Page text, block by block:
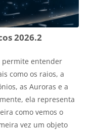
2026.2
permite entender
como os raios, a
as Auroras e a
ela representa
como vemos o
vez um objeto